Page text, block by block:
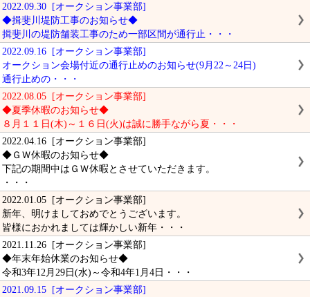
2022.09.30 [オークション事業部]
◆揖斐川堤防工事のお知らせ◆
揖斐川の堤防舗装工事のため一部区間が通行止・・・
2022.09.16 [オークション事業部]
オークション会場付近の通行止めのお知らせ(9月22～24日)
通行止めの・・・
2022.08.05 [オークション事業部]
◆夏季休暇のお知らせ◆
８月１１日(木)～１６日(火)は誠に勝手ながら夏・・・
2022.04.16 [オークション事業部]
◆ＧＷ休暇のお知らせ◆
下記の期間中はＧＷ休暇とさせていただきます。
・・・
2022.01.05 [オークション事業部]
新年、明けましておめでとうございます。
皆様におかれましては輝かしい新年・・・
2021.11.26 [オークション事業部]
◆年末年始休業のお知らせ◆
令和3年12月29日(水)～令和4年1月4日・・・
2021.09.15 [オークション事業部]